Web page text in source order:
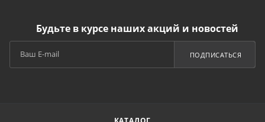
Будьте в курсе наших акций и новостей
ПОДПИСАТЬСЯ